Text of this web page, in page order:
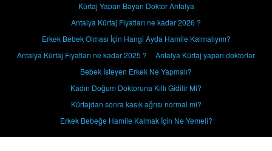
Kürtaj Yapan Bayan Doktor Antalya
Antalya Kürtaj Fiyatları ne kadar 2026 ?
Erkek Bebek Olması İçin Hangi Ayda Hamile Kalmalıyım?
Antalya Kürtaj Fiyatları ne kadar 2025 ?
Antalya Kürtaj yapan doktorlar
Bebek İsteyen Erkek Ne Yapmalı?
Kadın Doğum Doktoruna Kıllı Gidilir Mi?
Kürtajdan sonra kasık ağrısı normal mi?
Erkek Bebeğe Hamile Kalmak İçin Ne Yemeli?